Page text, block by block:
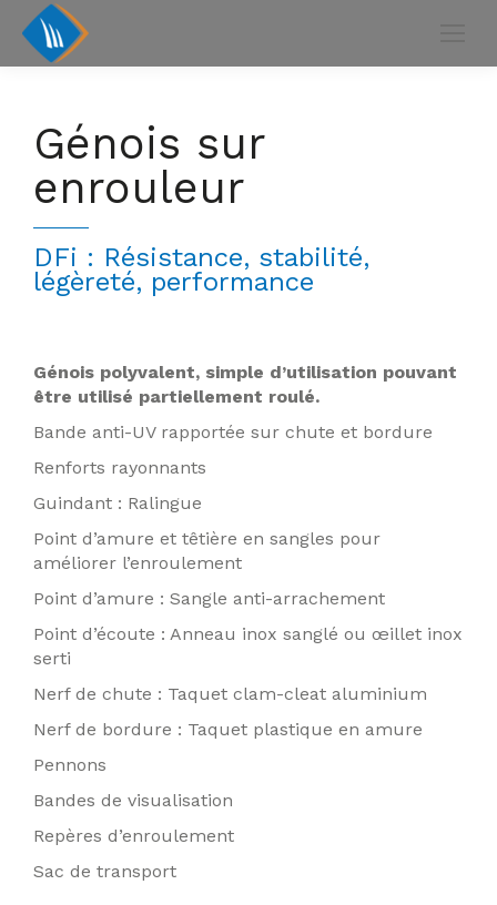
Génois sur
enrouleur
DFi : Résistance, stabilité,
légèreté, performance
Génois polyvalent, simple d’utilisation pouvant
être utilisé partiellement roulé.
Bande anti-UV rapportée sur chute et bordure
Renforts rayonnants
Guindant : Ralingue
Point d’amure et têtière en sangles pour
améliorer l’enroulement
Point d’amure : Sangle anti-arrachement
Point d’écoute : Anneau inox sanglé ou œillet inox
serti
Nerf de chute : Taquet clam-cleat aluminium
Nerf de bordure : Taquet plastique en amure
Pennons
Bandes de visualisation
Repères d’enroulement
Sac de transport